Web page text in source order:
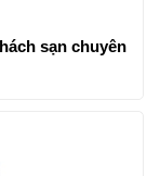
sạn chuyên